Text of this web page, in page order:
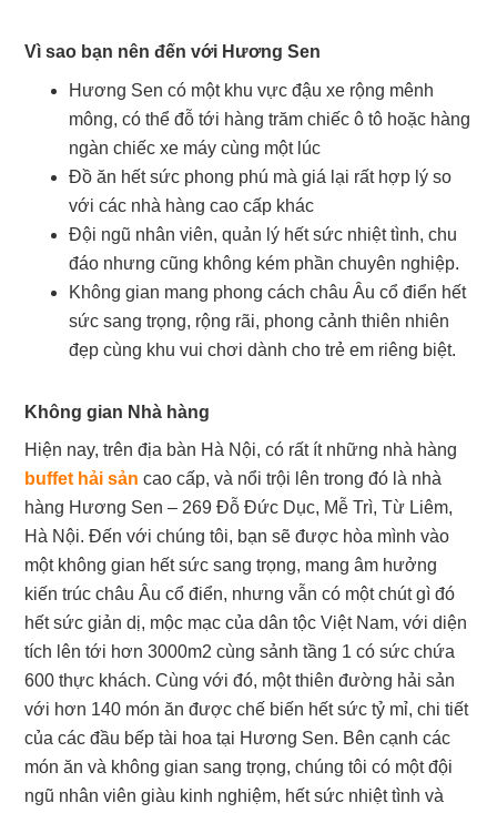
Vì sao bạn nên đến với Hương Sen
Hương Sen có một khu vực đậu xe rộng mênh
mông, có thể đỗ tới hàng trăm chiếc ô tô hoặc hàng
ngàn chiếc xe máy cùng một lúc
Đồ ăn hết sức phong phú mà giá lại rất hợp lý so
với các nhà hàng cao cấp khác
Đội ngũ nhân viên, quản lý hết sức nhiệt tình, chu
đáo nhưng cũng không kém phần chuyên nghiệp.
Không gian mang phong cách châu Âu cổ điển hết
sức sang trọng, rộng rãi, phong cảnh thiên nhiên
đẹp cùng khu vui chơi dành cho trẻ em riêng biệt.
Không gian Nhà hàng
Hiện nay, trên địa bàn Hà Nội, có rất ít những nhà hàng
buffet hải sản cao cấp, và nổi trội lên trong đó là nhà
hàng Hương Sen – 269 Đỗ Đức Dục, Mễ Trì, Từ Liêm,
Hà Nội. Đến với chúng tôi, bạn sẽ được hòa mình vào
một không gian hết sức sang trọng, mang âm hưởng
kiến trúc châu Âu cổ điển, nhưng vẫn có một chút gì đó
hết sức giản dị, mộc mạc của dân tộc Việt Nam, với diện
tích lên tới hơn 3000m2 cùng sảnh tầng 1 có sức chứa
600 thực khách. Cùng với đó, một thiên đường hải sản
với hơn 140 món ăn được chế biến hết sức tỷ mỉ, chi tiết
của các đầu bếp tài hoa tại Hương Sen. Bên cạnh các
món ăn và không gian sang trọng, chúng tôi có một đội
ngũ nhân viên giàu kinh nghiệm, hết sức nhiệt tình và